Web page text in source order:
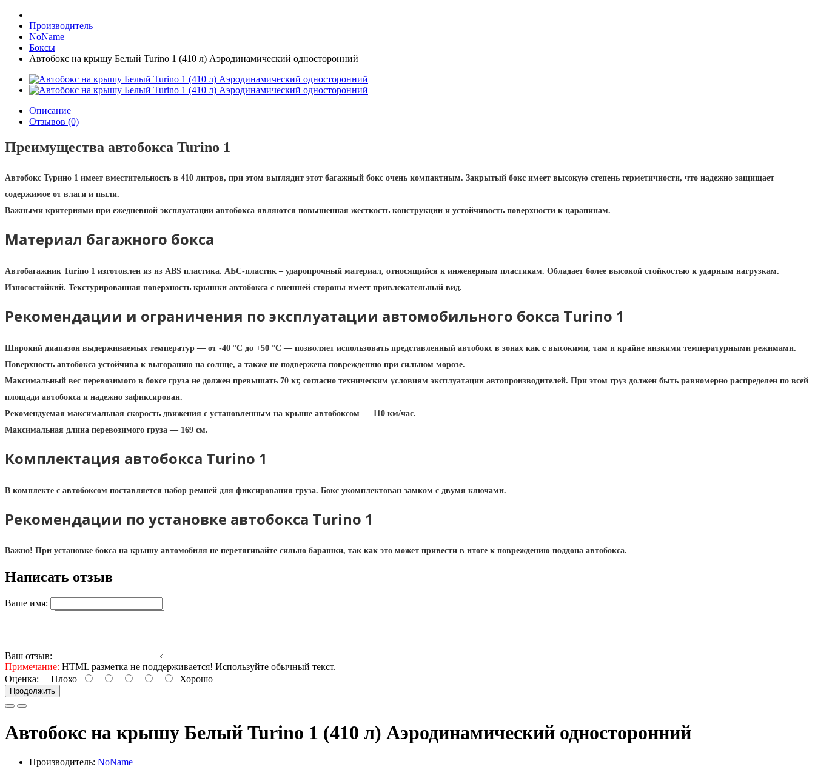
Производитель
NoName
Боксы
Автобокс на крышу Белый Turino 1 (410 л) Аэродинамический односторонний
Описание
Отзывов (0)
Преимущества автобокса Turino 1
Автобокс Турино 1 имеет вместительность в 410 литров, при этом выглядит этот багажный бокс очень компактным. Закрытый бокс имеет высокую степень герметичности, что надежно защищает
содержимое от влаги и пыли.
Важными критериями при ежедневной эксплуатации автобокса являются повышенная жесткость конструкции и устойчивость поверхности к царапинам.
Материал багажного бокса
Автобагажник Turino 1 изготовлен из из ABS пластика. АБС-пластик – ударопрочный материал, относящийся к инженерным пластикам. Обладает более высокой стойкостью к ударным нагрузкам.
Износостойкий. Текстурированная поверхность крышки автобокса с внешней стороны имеет привлекательный вид.
Рекомендации и ограничения по эксплуатации автомобильного бокса Turino 1
Широкий диапазон выдерживаемых температур — от -40 °C до +50 °C — позволяет использовать представленный автобокс в зонах как с высокими, там и крайне низкими температурными режимами.
Поверхность автобокса устойчива к выгоранию на солнце, а также не подвержена повреждению при сильном морозе.
Максимальный вес перевозимого в боксе груза не должен превышать 70 кг, согласно техническим условиям эксплуатации автопроизводителей. При этом груз должен быть равномерно распределен по всей
площади автобокса и надежно зафиксирован.
Рекомендуемая максимальная скорость движения с установленным на крыше автобоксом — 110 км/час.
Максимальная длина перевозимого груза — 169 см.
Комплектация автобокса Turino 1
В комплекте с автобоксом поставляется набор ремней для фиксирования груза. Бокс укомплектован замком с двумя ключами.
Рекомендации по установке автобокса Turino 1
Важно! При установке бокса на крышу автомобиля не перетягивайте сильно барашки, так как это может привести в итоге к повреждению поддона автобокса.
Написать отзыв
Ваше имя:
Ваш отзыв:
Примечание: HTML разметка не поддерживается! Используйте обычный текст.
Оценка: Плохо Хорошо
Продолжить
Автобокс на крышу Белый Turino 1 (410 л) Аэродинамический односторонний
Производитель: NoName